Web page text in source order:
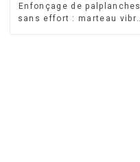
Enfonçage de palplanches
sans effort : marteau vibro